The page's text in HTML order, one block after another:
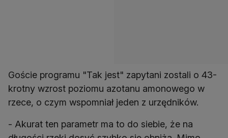
Goście programu "Tak jest" zapytani zostali o 43-
krotny wzrost poziomu azotanu amonowego w
rzece, o czym wspomniał jeden z urzędników.
- Akurat ten parametr ma to do siebie, że na